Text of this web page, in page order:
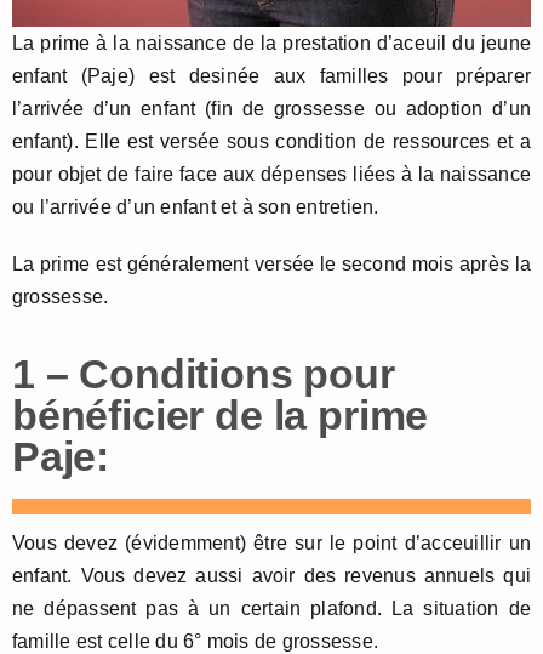
La prime à la naissance de la prestation d’aceuil du jeune
enfant (Paje) est desinée aux familles pour préparer
l’arrivée d’un enfant (fin de grossesse ou adoption d’un
enfant). Elle est versée sous condition de ressources et a
pour objet de faire face aux dépenses liées à la naissance
ou l’arrivée d’un enfant et à son entretien.
La prime est généralement versée le second mois après la
grossesse.
1 – Conditions pour
bénéficier de la prime
Paje:
Vous devez (évidemment) être sur le point d’acceuillir un
enfant. Vous devez aussi avoir des revenus annuels qui
ne dépassent pas à un certain plafond. La situation de
famille est celle du 6° mois de grossesse.